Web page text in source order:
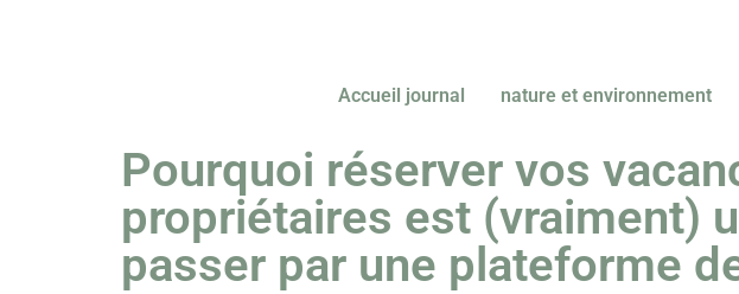
Accueil journal nature et environnement
Pourquoi réserver vos
propriétaires est (vraiment)
passer par une plateforme